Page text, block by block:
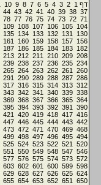
דף 1
2
3
4
5
6
7
8
9
10
37
38
39
40
41
42
43
44
71
72
73
74
75
76
77
78
104
105
106
107
108
109
130
131
132
133
134
135
156
157
158
159
160
161
182
183
184
185
186
187
208
209
210
211
212
213
234
235
236
237
238
239
260
261
262
263
264
265
286
287
288
289
290
291
312
313
314
315
316
317
338
339
340
341
342
343
364
365
366
367
368
369
390
391
392
393
394
395
416
417
418
419
420
421
442
443
444
445
446
447
468
469
470
471
472
473
494
495
496
497
498
499
520
521
522
523
524
525
546
547
548
549
550
551
572
573
574
575
576
577
598
599
600
601
602
603
624
625
626
627
628
629
650
651
652
653
654
655